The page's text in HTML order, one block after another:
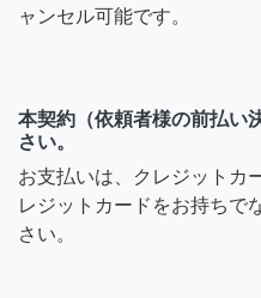
ャンセル可能です。
本契約（依頼者様の前払い
さい。
お支払いは、クレジットカ
レジットカードをお持ちで
さい。